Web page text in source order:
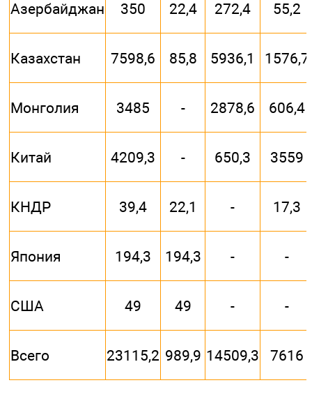
Азербайджан 350 22,4 272,4 55,2
Казахстан 7598,6 85,8 5936,1 1576,7
Монголия 3485 - 2878,6 606,4
Китай 4209,3 - 650,3 3559
КНДР 39,4 22,1 - 17,3
Япония 194,3 194,3 - -
США 49 49 - -
Всего 23115,2 989,9 14509,3 7616